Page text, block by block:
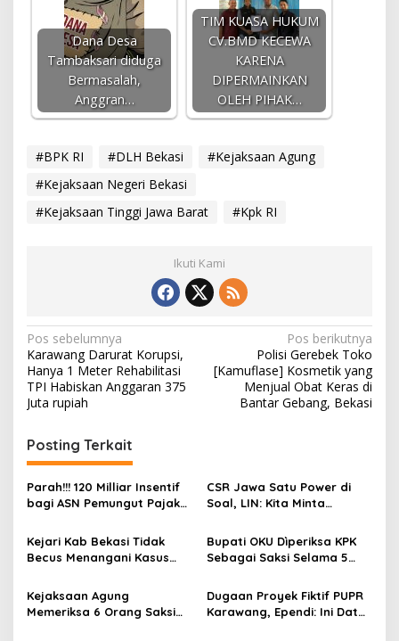
Dana Desa
Tambaksari diduga
Bermasalah,
Anggran…
TIM KUASA HUKUM
CV.BMD KECEWA
KARENA
DIPERMAINKAN
OLEH PIHAK…
#BPK RI #DLH Bekasi
#Kejaksaan Agung
#Kejaksaan Negeri Bekasi
#Kejaksaan Tinggi Jawa Barat
#Kpk RI
Ikuti Kami
N
a
v
i
g
a
s
p
o
s
Pos sebelumnya
Karawang Darurat Korupsi,
Hanya 1 Meter Rehabilitasi
TPI Habiskan Anggaran 375
Juta rupiah
Pos berikutnya
Polisi Gerebek Toko
[Kamuflase] Kosmetik yang
Menjual Obat Keras di
Bantar Gebang, Bekasi
Posting Terkait
Parah!!! 120 Milliar Insentif
bagi ASN Pemungut Pajak
PERBUP, Komisi 1 Angkat
tangan, RDP Terindikasi
Gagal, LIN: Kami akan Terus
CSR Jawa Satu Power di
Soal, LIN: Kita Minta
Anggaran Tiga tahun
Kebelakang
Kejari Kab Bekasi Tidak
Becus Menangani Kasus
Bupati OKU Dìperiksa KPK
Sebagai Saksi Selama 5
Kejaksaan Agung
Memeriksa 6 Orang Saksi
Dugaan Proyek Fiktif PUPR
Karawang, Ependi: Ini Data